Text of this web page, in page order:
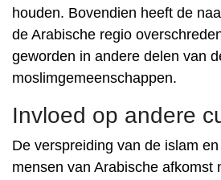
houden. Bovendien heeft de
de Arabische regio
geworden in andere delen van
moslimgemeenschappen.
Invloed op andere
De verspreiding van de islam
mensen van Arabische afkomst